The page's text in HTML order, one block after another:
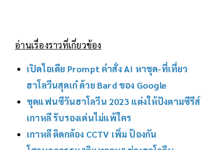
อ่านเรื่องราวที่เกี่ยวข้อง
เปิดไอเดีย Prompt คำสั่ง AI หาชุด-ที่เที่ยว
ฮาโลวีนสุดเก๋ ด้วย Bard ของ Google
ชุดแฟนซีวันฮาโลวีน 2023 แต่งให้ปังตามซีรีส์
เกาหลี รับรองเด่นไม่แพ้ใคร
เกาหลี ติดกล้อง CCTV เพิ่ม ป้องกัน